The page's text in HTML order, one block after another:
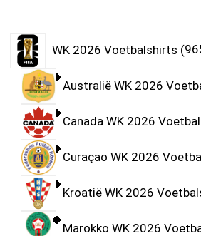
WK 2026 Voetbalshirts
Australië WK 2026
Canada WK 2026
Curaçao WK 2026
Kroatië WK 2026
Marokko WK 2026